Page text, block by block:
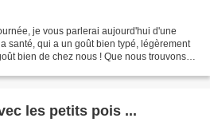
je vous parlerai aujourd'hui d'une
santé, qui a un goût bien typé, légèrement
bien de chez nous ! Que nous trouvons
les petits pois ...